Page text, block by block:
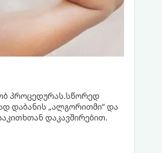
პროცედურას.სწორედ
დაბანის „ალგორითმი“ და
დაკავშირებით.